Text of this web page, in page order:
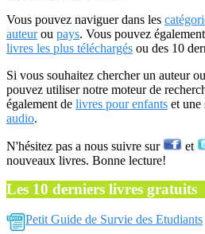
Vous pouvez naviguer dans les
auteurou pays. Vous pouvez
livres les plus téléchargés ou des 10
Si vous souhaitez chercher un auteur
pouvez utiliser notre moteur de
également de livres pour enfants et une
audio.
N'hésitez pas a nous suivre sur et
nouveaux livres. Bonne lecture!
Les 10 derniers livres gratuits
Petit Guide de Survie des Etudiants